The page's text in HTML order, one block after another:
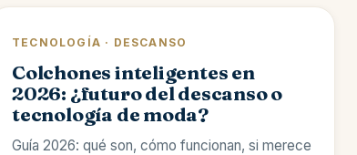
TECNOLOGÍA · DESCANSO
Colchones inteligentes en
2026: ¿futuro del descanso o
tecnología de moda?
Guía 2026: qué son, cómo funcionan, si merece